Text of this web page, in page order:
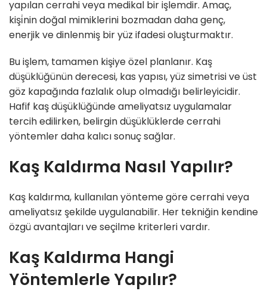
yapılan cerrahi veya medikal bir işlemdir. Amaç,
kişi̇nin doğal mimiklerini bozmadan daha genç,
enerjik ve dinlenmiş bir yüz ifadesi oluşturmaktır.
Bu işlem, tamamen kişiye özel planlanır. Kaş
düşüklüğünün derecesi, kas yapısı, yüz simetrisi ve üst
göz kapağında fazlalık olup olmadığı belirleyicidir.
Hafif kaş düşüklüğünde ameliyatsız uygulamalar
tercih edilirken, belirgin düşüklüklerde cerrahi
yöntemler daha kalıcı sonuç sağlar.
Kaş Kaldırma Nasıl Yapılır?
Kaş kaldırma, kullanılan yönteme göre cerrahi veya
ameliyatsız şekilde uygulanabilir. Her tekniğin kendine
özgü avantajları ve seçilme kriterleri vardır.
Kaş Kaldırma Hangi
Yöntemlerle Yapılır?